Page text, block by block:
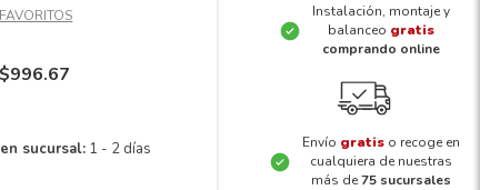
$996.67
sucursal: 1 - 2 días
Instalación, montaje y
balanceo gratis
comprando online
Envío gratis o recoge en
cualquiera de nuestras
más de75 sucursales